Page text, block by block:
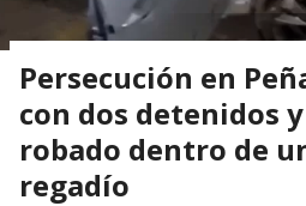
Persecución en
con dos detenidos
robado dentro de
regadío